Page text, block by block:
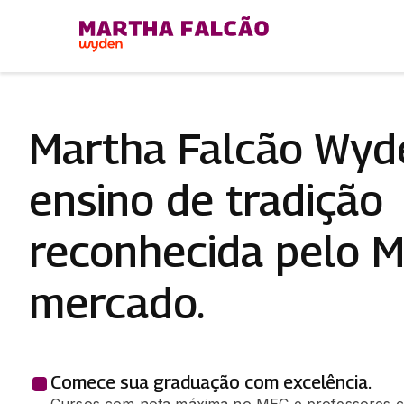
Martha Falcão
ensino de tradição
reconhecida pelo
mercado.
Comece sua graduação com excelência.